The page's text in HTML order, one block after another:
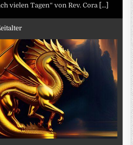
vielen Tagen“ von Rev. Cora
[...]